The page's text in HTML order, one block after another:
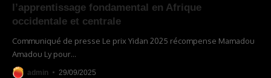
l’apprentissage fondamental en Afrique
occidentale et centrale
Communiqué de presse Le prix Yidan 2025 récompense Mamadou
Amadou Ly pour…
admin 29/09/2025